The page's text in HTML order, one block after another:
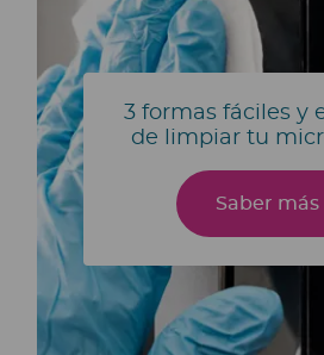
3 formas fáciles y
de limpiar tu
Saber más